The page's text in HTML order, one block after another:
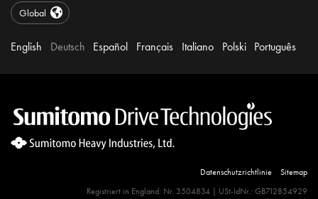
Global
English Deutsch Español Français Italiano Polski Português
Datenschutzrichtlinie
Sitemap
Registriert in England: Nr. 3504834 | USt-IdNr.: GB712854929
Site Search 360 Error:There is no input element for the